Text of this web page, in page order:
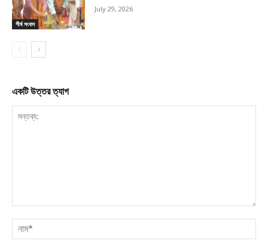
শীর্ষ সংবাদ
July 29, 2026
একটি উত্তর ত্যাগ